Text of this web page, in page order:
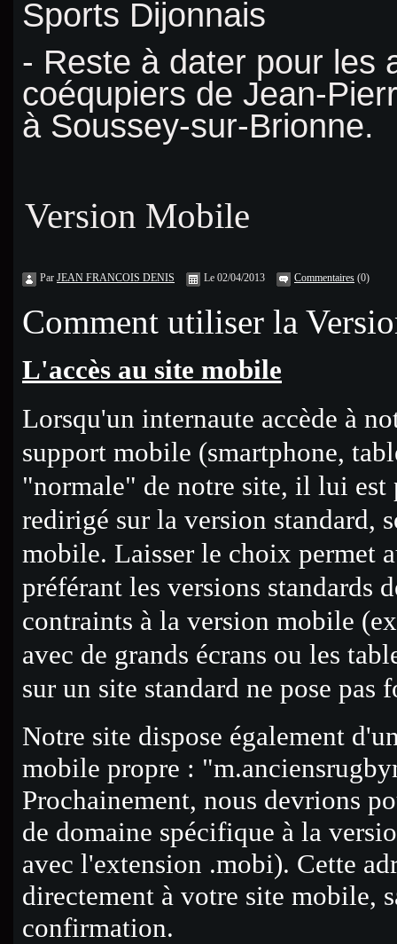
Sports Dijonnais
- Reste à dater pour les
coéqupiers de Jean-
à Soussey-sur-Brionne.
Version Mobile
Par JEAN FRANCOIS DENIS Le 02/04/2013 Commentaires (0)
Comment utiliser la
L'accès au site mobile
Lorsqu'un internaute accède à
support mobile (smartphone,
"normale" de notre site, il lui est
redirigé sur la version standard,
mobile. Laisser le choix permet
préférant les versions standards
contraints à la version mobile
avec de grands écrans ou les
sur un site standard ne pose pas
Notre site dispose également
mobile propre :
Prochainement, nous devrions
de domaine spécifique à la
avec l'extension .mobi). Cette
directement à votre site mobile,
confirmation.